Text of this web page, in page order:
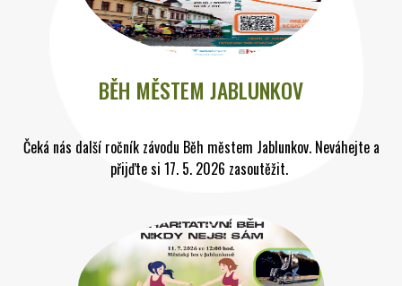
BĚH MĚSTEM JABLUNKOV
Čeká nás další ročník závodu Běh městem Jablunkov. Neváhejte a
přijďte si 17. 5. 2026 zasoutěžit.